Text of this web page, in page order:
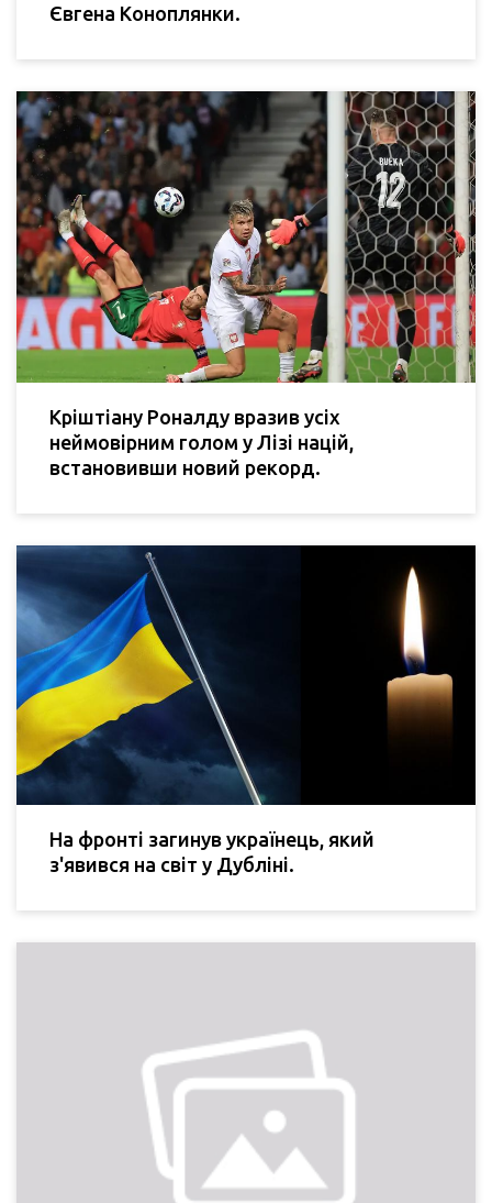
Євгена Коноплянки.
Кріштіану Роналду вразив усіх
неймовірним голом у Лізі націй,
встановивши новий рекорд.
На фронті загинув українець, який
з'явився на світ у Дубліні.